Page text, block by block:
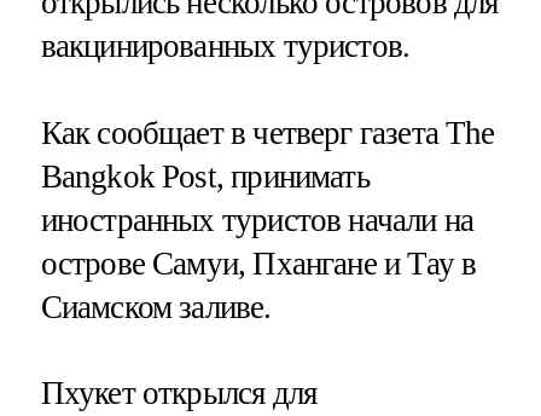
вакцинированных туристов.
Как сообщает в четверг газета The
Bangkok Post, принимать
иностранных туристов начали на
острове Самуи, Пхангане и Тау в
Сиамском заливе.
Пхукет открылся для